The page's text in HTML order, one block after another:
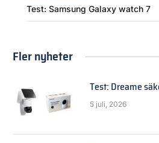
Test: Samsung Galaxy watch 7
Fler nyheter
Test: Dreame
5 juli, 2026